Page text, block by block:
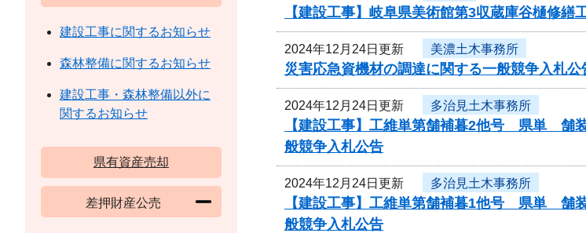
【建設工事】岐阜県美術館第3収蔵庫谷樋修繕
2024年12月24日更新 美濃土木事務所
災害応急資機材の調達に関する一般競争入札公
2024年12月24日更新 多治見土木事務所
【建設工事】工維単第舗補暮2他号 県単 舗
般競争入札公告
2024年12月24日更新 多治見土木事務所
【建設工事】工維単第舗補暮1他号 県単 舗
般競争入札公告
建設工事に関するお知らせ
森林整備に関するお知らせ
建設工事・森林整備以外に
関するお知らせ
県有資産売却
差押財産公売